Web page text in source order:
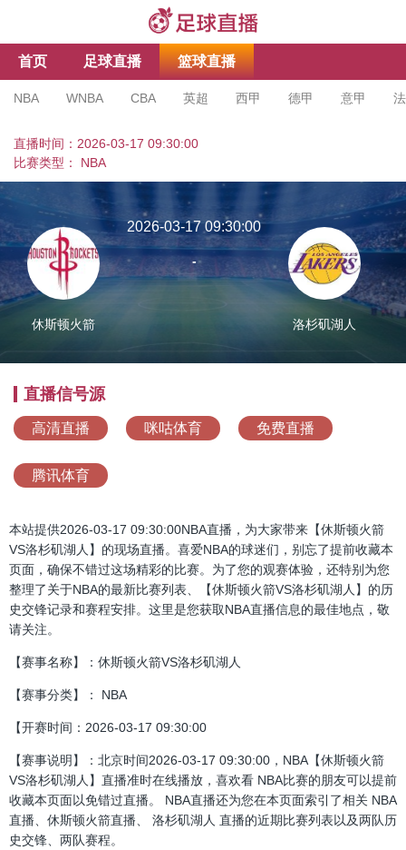
首页 足球直播 篮球直播
NBA WNBA CBA 英超 西甲 德甲 意甲
亚冠杯
直播时间：2026-03-17 09:30:00
比赛类型： NBA
休斯顿火箭
2026-03-17 09:30:00
-
洛杉矶湖人
直播信号源
高清直播 咪咕体育 免费直播
腾讯体育
本站提供2026-03-17 09:30:00NBA直播，为大家带来【休斯顿火箭
VS洛杉矶湖人】的现场直播。喜爱NBA的球迷们，别忘了提前收藏本
页面，确保不错过这场精彩的比赛。为了您的观赛体验，还特别为您
整理了关于NBA的最新比赛列表、【休斯顿火箭VS洛杉矶湖人】的历
史交锋记录和赛程安排。这里是您获取NBA直播信息的最佳地点，敬
请关注。
【赛事名称】：休斯顿火箭VS洛杉矶湖人
【赛事分类】： NBA
【开赛时间：2026-03-17 09:30:00
【赛事说明】：北京时间2026-03-17 09:30:00，NBA【休斯顿火箭
VS洛杉矶湖人】直播准时在线播放，喜欢看 NBA比赛的朋友可以提前
收藏本页面以免错过直播。 NBA直播还为您在本页面索引了相关 NBA
直播、休斯顿火箭直播、 洛杉矶湖人 直播的近期比赛列表以及两队历
史交锋、两队赛程。